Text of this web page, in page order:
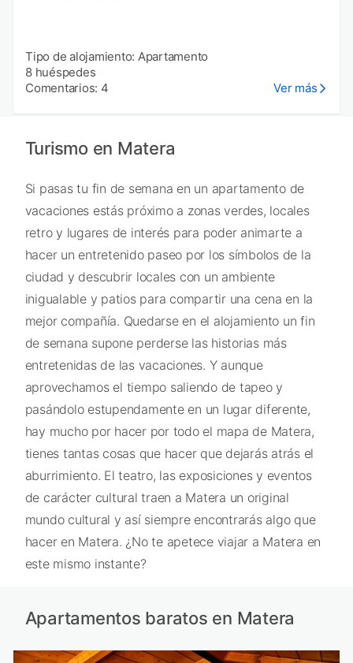
Tipo de alojamiento: Apartamento
8 huéspedes
Comentarios: 4
Ver más
Turismo en Matera
Si pasas tu fin de semana en un apartamento de
vacaciones estás próximo a zonas verdes, locales
retro y lugares de interés para poder animarte a
hacer un entretenido paseo por los símbolos de la
ciudad y descubrir locales con un ambiente
inigualable y patios para compartir una cena en la
mejor compañía. Quedarse en el alojamiento un fin
de semana supone perderse las historias más
entretenidas de las vacaciones. Y aunque
aprovechamos el tiempo saliendo de tapeo y
pasándolo estupendamente en un lugar diferente,
hay mucho por hacer por todo el mapa de Matera,
tienes tantas cosas que hacer que dejarás atrás el
aburrimiento. El teatro, las exposiciones y eventos
de carácter cultural traen a Matera un original
mundo cultural y así siempre encontrarás algo que
hacer en Matera. ¿No te apetece viajar a Matera en
este mismo instante?
Apartamentos baratos en Matera